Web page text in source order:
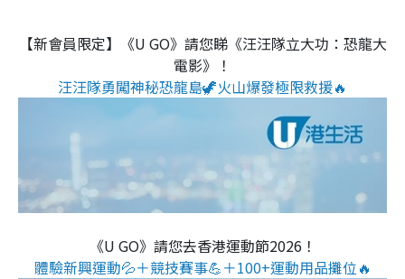
【新會員限定】《U GO》請您睇《汪汪隊立大功：恐龍大
電影》！
汪汪隊勇闖神秘恐龍島🦖火山爆發極限救援🔥
《U GO》請您去香港運動節2026！
體驗新興運動💦＋競技賽事💪＋100+運動用品攤位🔥